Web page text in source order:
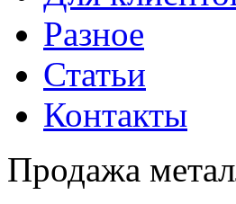
Разное
Статьи
Контакты
Продажа